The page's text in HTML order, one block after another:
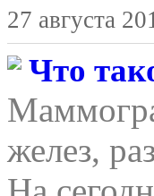
27 августа
Что
желез,